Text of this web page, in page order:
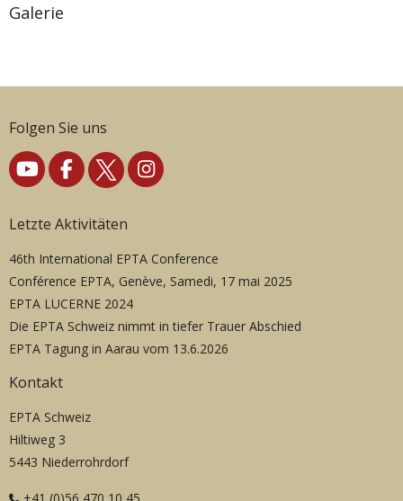
Galerie
Folgen Sie uns
Letzte Aktivitäten
46th International EPTA Conference
Conférence EPTA, Genève, Samedi, 17 mai 2025
EPTA LUCERNE 2024
Die EPTA Schweiz nimmt in tiefer Trauer Abschied
EPTA Tagung in Aarau vom 13.6.2026
Kontakt
EPTA Schweiz
Hiltiweg 3
5443 Niederrohrdorf